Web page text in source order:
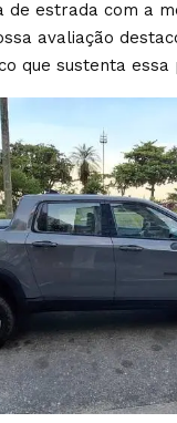
de estrada com a
avaliação
que sustenta